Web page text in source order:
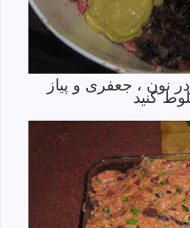
نون ، جعفری و پیاز
کنید